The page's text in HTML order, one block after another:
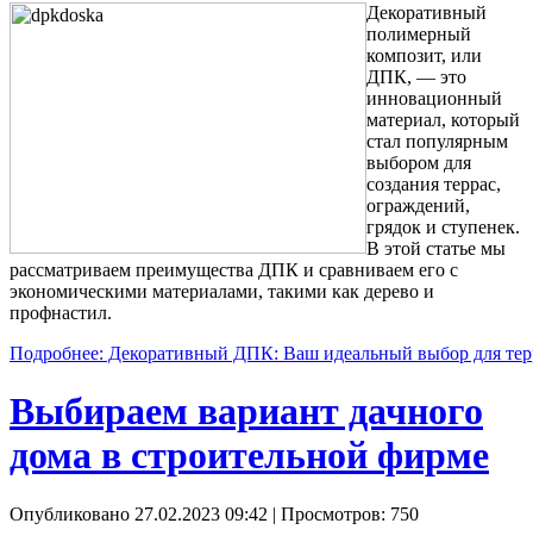
Декоративный
полимерный
композит, или
ДПК, — это
инновационный
материал, который
стал популярным
выбором для
создания террас,
ограждений,
грядок и ступенек.
В этой статье мы
рассматриваем преимущества ДПК и сравниваем его с
экономическими материалами, такими как дерево и
профнастил.
Подробнее: Декоративный ДПК: Ваш идеальный выбор для
Выбираем вариант дачного
дома в строительной фирме
Опубликовано 27.02.2023 09:42 | Просмотров: 750